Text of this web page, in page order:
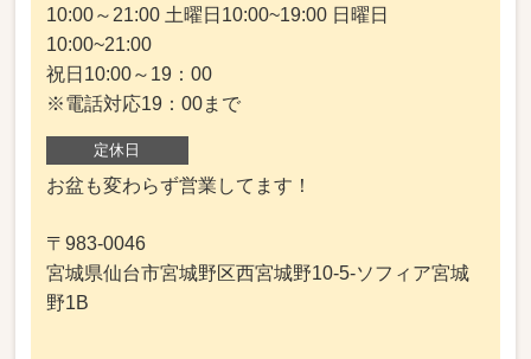
10:00～21:00 土曜日10:00~19:00 日曜日
10:00~21:00
祝日10:00～19：00
※電話対応19：00まで
定休日
お盆も変わらず営業してます！
〒983-0046
宮城県仙台市宮城野区西宮城野10-5-ソフィア宮城
野1B